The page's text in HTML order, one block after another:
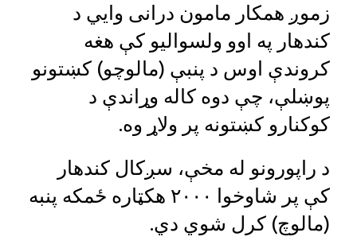
زموږ همکار مامون درانی وايي د
کندهار په اوو ولسوالیو کې هغه
کروندې اوس د پنبې (مالوچو) کښتونو
پوښلې، چې دوه کاله وړاندې د
کوکنارو کښتونه پر ولاړ وه.
د راپورونو له مخې، سږکال کندهار
کې پر شاوخوا ۲۰۰۰ هکټاره ځمکه پنبه
(مالوچ) کرل شوي دي.